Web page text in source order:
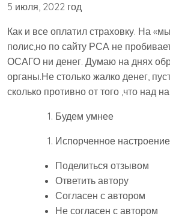
5 июля, 2022 год
Как и все оплатил страховку. На
полис,но по сайту РСА не
ОСАГО ни денег. Думаю на днях
органы.Не столько жалко денег,
сколько противно от того ,что над
Будем умнее
Испорченное
Поделиться отзывом
Ответить автору
Согласен с автором
Не согласен с автором